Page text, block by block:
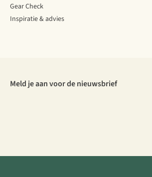
Gear Check
Inspiratie & advies
Meld je aan voor de nieuwsbrief